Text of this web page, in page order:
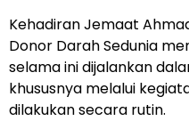
Kehadiran Jemaat
Donor Darah Sedunia
selama ini dijalankan
khususnya melalui
dilakukan secara rutin.